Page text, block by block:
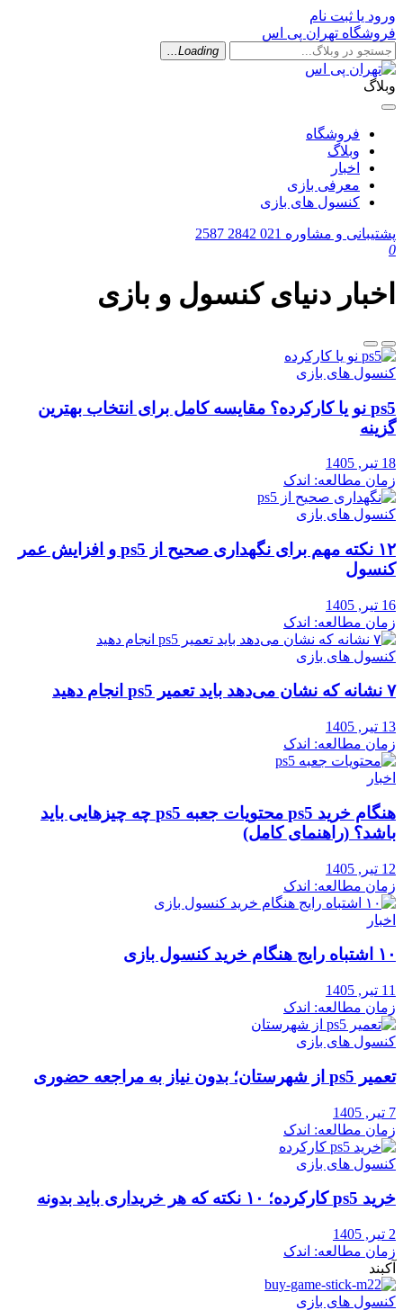
ورود یا ثبت نام
فروشگاه تهران پی اس
Loading...
وبلاگ
فروشگاه
وبلاگ
اخبار
معرفی بازی
کنسول های بازی
پشتیبانی و مشاوره 021 2842 2587
0
اخبار دنیای کنسول و بازی
کنسول های بازی
ps5 نو یا کارکرده؟ مقایسه کامل برای انتخاب بهترین
گزینه
18 تیر, 1405
زمان مطالعه: اندک
کنسول های بازی
۱۲ نکته مهم برای نگهداری صحیح از ps5 و افزایش عمر
کنسول
16 تیر, 1405
زمان مطالعه: اندک
کنسول های بازی
۷ نشانه که نشان می‌دهد باید تعمیر ps5 انجام دهید
13 تیر, 1405
زمان مطالعه: اندک
اخبار
هنگام خرید ps5 محتویات جعبه ps5 چه چیزهایی باید
باشد؟ (راهنمای کامل)
12 تیر, 1405
زمان مطالعه: اندک
اخبار
۱۰ اشتباه رایج هنگام خرید کنسول بازی
11 تیر, 1405
زمان مطالعه: اندک
کنسول های بازی
تعمیر ps5 از شهرستان؛ بدون نیاز به مراجعه حضوری
7 تیر, 1405
زمان مطالعه: اندک
کنسول های بازی
خرید ps5 کارکرده؛ ۱۰ نکته که هر خریداری باید بدونه
2 تیر, 1405
زمان مطالعه: اندک
آکبند
کنسول های بازی